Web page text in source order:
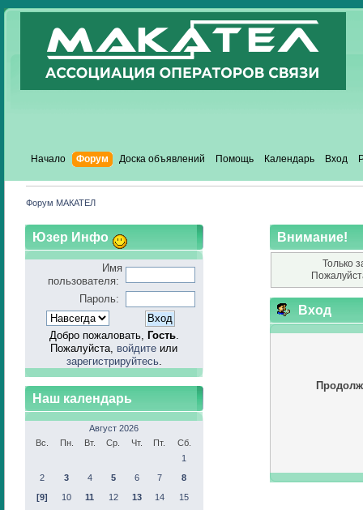
Начало Форум Доска объявлений Помощь Календарь Вход
Форум МАКАТЕЛ
Юзер Инфо
Имя
пользователя:
Пароль:
Добро пожаловать, Гость.
Пожалуйста, войдите или
зарегистрируйтесь.
Наш календарь
Август 2026
Вс.
Пн. Вт. Ср. Чт. Пт.
Сб.
1
2
3 4 5 6 7
8
[9]
10 11 12 13 14
15
Внимание!
Только
Вход